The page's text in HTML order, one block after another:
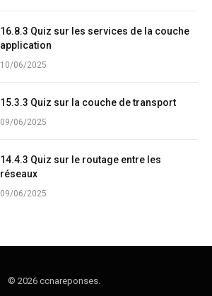
16.8.3 Quiz sur les services de la couche
application
10/06/2025
15.3.3 Quiz sur la couche de transport
09/06/2025
14.4.3 Quiz sur le routage entre les
réseaux
09/06/2025
© 2026 ccnareponses.